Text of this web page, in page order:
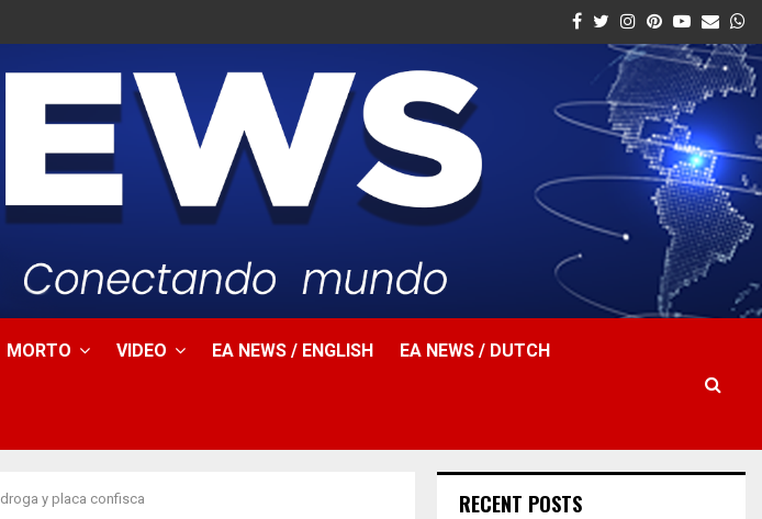
Facebook
Twitter
Instagram
Pinterest
Youtube
Email
MORTO VIDEO EA NEWS / ENGLISH EA NEWS / DUTCH
y placa confisca RECENT POSTS